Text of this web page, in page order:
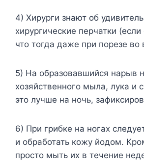
4) Хирурги знают об
хирургические перчатки
что тогда даже при порезе
5) На образовавшийся нарыв
хозяйственного мыла, лука и
это лучше на ночь,
6) При грибке на ногах
и обработать кожу йодом.
просто мыть их в течение